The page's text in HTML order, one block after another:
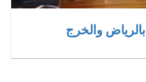
والخرج